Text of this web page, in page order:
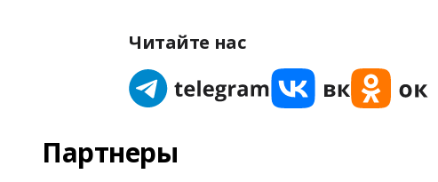
Читайте нас
Партнеры